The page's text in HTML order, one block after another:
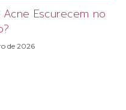
Escurecem no
de 2026